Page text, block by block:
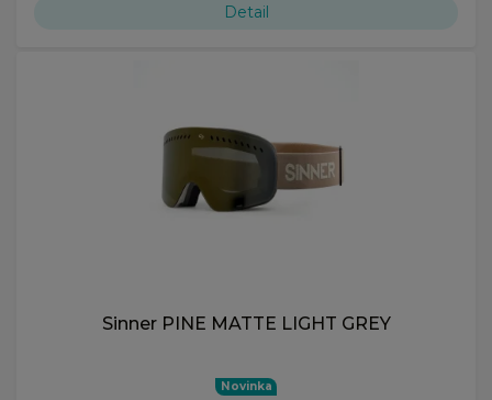
Detail
Sinner PINE MATTE LIGHT GREY
Novinka